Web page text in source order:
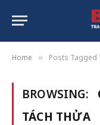
Home » Posts Tagged
BROWSING:
TÁCH THỬA